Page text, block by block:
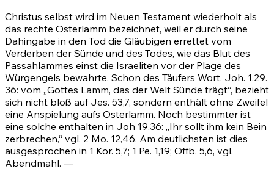
Christus selbst wird im Neuen Testament wiederholt als
das rechte Osterlamm bezeichnet, weil er durch seine
Dahingabe in den Tod die Gläubigen errettet vom
Verderben der Sünde und des Todes, wie das Blut des
Passahlammes einst die Israeliten vor der Plage des
Würgengels bewahrte. Schon des Täufers Wort, Joh. 1,29.
36: vom „Gottes Lamm, das der Welt Sünde trägt“, bezieht
sich nicht bloß auf Jes. 53,7, sondern enthält ohne Zweifel
eine Anspielung aufs Osterlamm. Noch bestimmter ist
eine solche enthalten in Joh 19,36: „Ihr sollt ihm kein Bein
zerbrechen,“ vgl. 2 Mo. 12,46. Am deutlichsten ist dies
ausgesprochen in 1 Kor. 5,7; 1 Pe. 1,19; Offb. 5,6, vgl.
Abendmahl. —